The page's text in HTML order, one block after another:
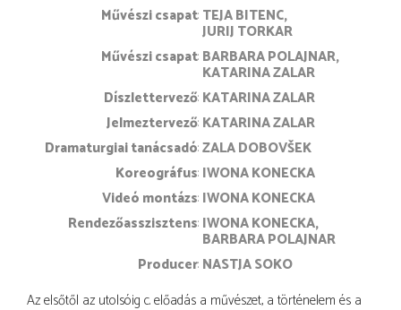
művészi csapat TEJA BITENC
JURIJ TORKAR
művészi csapat BARBARA POLAJNAR
KATARINA ZALAR
díszlettervező KATARINA ZALAR
jelmeztervező KATARINA ZALAR
dramaturgiai tanácsadó ZALA DOBOVŠEK
koreográfus IWONA KONECKA
videó montázs IWONA KONECKA
rendezőasszisztens IWONA KONECKA
BARBARA POLAJNAR
producer NASTJA SOKO
Az elsőtől az utolsóig c. előadás a művészet, a történelem és a